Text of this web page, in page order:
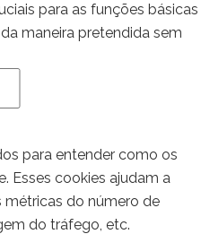
para as funções básicas
maneira pretendida sem
para entender como os
Esses cookies ajudam a
do número de
do tráfego, etc.